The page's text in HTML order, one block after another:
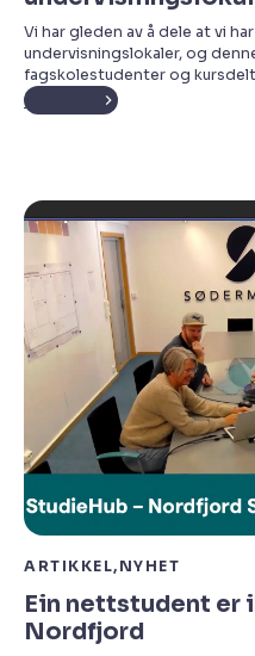
Vi har gleden av å dele at vi
undervisningslokaler, og
fagskolestudenter og
seg i 2. etasje i samme
fasiliteter i Haugesund.
Les mer
ARTIKKEL NYHET
Ein nettstudent er
Nordfjord